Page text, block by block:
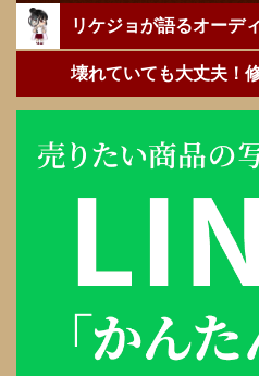
リケジョが語るオーデ
壊れていても大丈夫！